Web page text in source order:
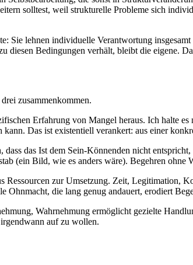
solltest, weil strukturelle Probleme sich
Sie lehnen individuelle Verantwortung
diesen Bedingungen verhält, bleibt die eigene.
zusammenkommen.
Erfahrung von Mangel heraus. Ich halte
Das ist existentiell verankert: aus einer
dass das Ist dem Sein-Könnenden nicht
(ein Bild, wie es anders wäre). Begehren
Ressourcen zur Umsetzung. Zeit, Legitimation,
Ohnmacht, die lang genug andauert, erodiert
Wahrnehmung ermöglicht gezielte
auf zu wollen.